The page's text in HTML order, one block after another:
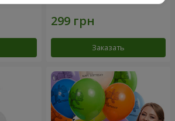
3 шарика
Заказать